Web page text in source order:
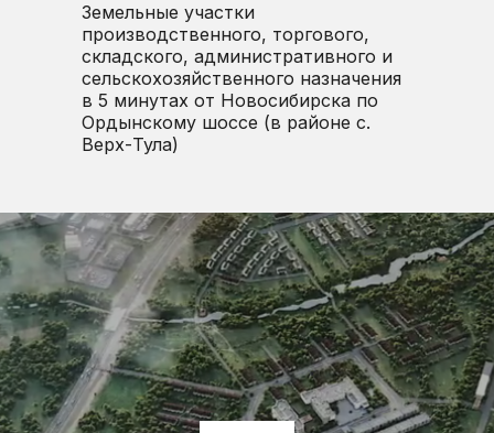
Земельные участки
производственного, торгового,
складского, административного и
сельскохозяйственного назначения
в 5 минутах от Новосибирска по
Ордынскому шоссе (в районе с.
Верх-Тула)